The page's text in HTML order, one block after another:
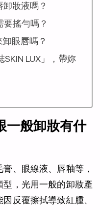
妝液嗎？
搖勻嗎？
眼唇嗎？
LUX」，帶妳
一般卸妝有什
、眼線液、唇釉等，
，光用一般的卸妝產
反覆擦拭導致紅腫、